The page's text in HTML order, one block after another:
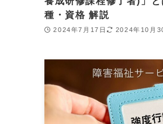
種・資格 解説
2024年7月17日 2024年10月